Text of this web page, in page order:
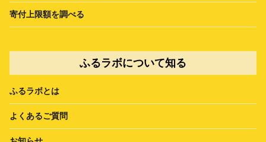
寄付上限額を調べる
ふるラボについて知る
ふるラボとは
よくあるご質問